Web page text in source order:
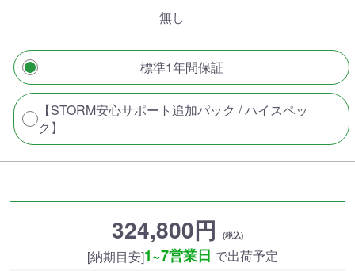
無し
標準1年間保証
【STORM安心サポート追加パック / ハイスペッ
ク】
324,800円 (税込)
[納期目安]1~7営業日 で出荷予定